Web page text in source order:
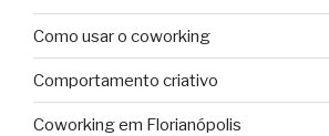
Como usar o coworking
Comportamento criativo
Coworking em Florianópolis